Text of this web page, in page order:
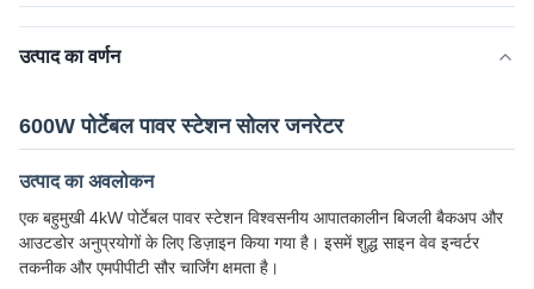
उत्पाद का वर्णन
600W पोर्टेबल पावर स्टेशन सोलर जनरेटर
उत्पाद का अवलोकन
एक बहुमुखी 4kW पोर्टेबल पावर स्टेशन विश्वसनीय आपातकालीन बिजली बैकअप और
आउटडोर अनुप्रयोगों के लिए डिज़ाइन किया गया है। इसमें शुद्ध साइन वेव इन्वर्टर
तकनीक और एमपीपीटी सौर चार्जिंग क्षमता है।